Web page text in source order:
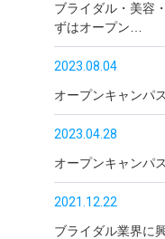
ブライダル・美容
ずはオープン…
2023.08.04
オープンキャンパ
2023.04.28
オープンキャンパ
2021.12.22
ブライダル業界に